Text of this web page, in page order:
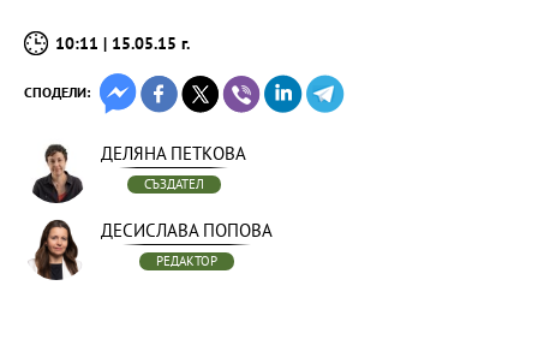
10:11 | 15.05.15 г.
СПОДЕЛИ:
ДЕЛЯНА ПЕТКОВА
СЪЗДАТЕЛ
ДЕСИСЛАВА ПОПОВА
РЕДАКТОР